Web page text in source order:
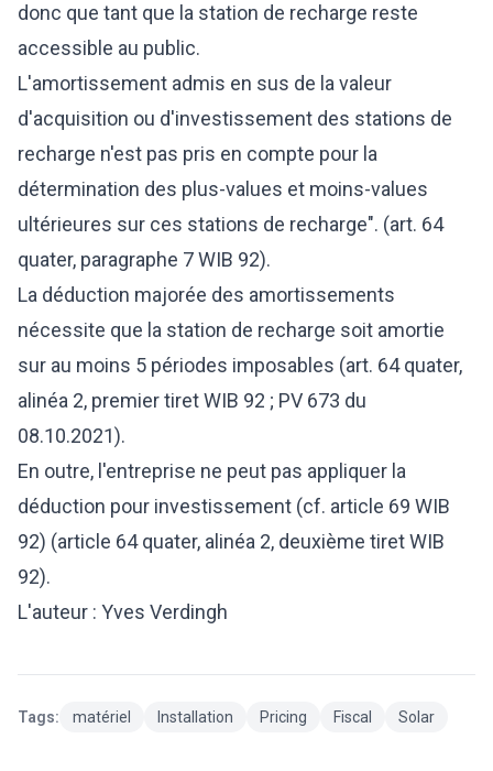
donc que tant que la station de recharge reste
accessible au public.
L'amortissement admis en sus de la valeur
d'acquisition ou d'investissement des stations de
recharge n'est pas pris en compte pour la
détermination des plus-values et moins-values
ultérieures sur ces stations de recharge". (art. 64
quater, paragraphe 7 WIB 92).
La déduction majorée des amortissements
nécessite que la station de recharge soit amortie
sur au moins 5 périodes imposables (art. 64 quater,
alinéa 2, premier tiret WIB 92 ; PV 673 du
08.10.2021).
En outre, l'entreprise ne peut pas appliquer la
déduction pour investissement (cf. article 69 WIB
92) (article 64 quater, alinéa 2, deuxième tiret WIB
92).
L'auteur : Yves Verdingh
Tags: matériel Installation Pricing Fiscal Solar